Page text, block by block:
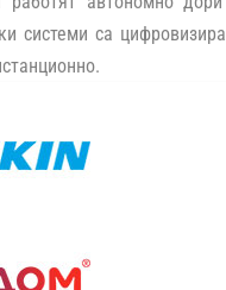
системи са